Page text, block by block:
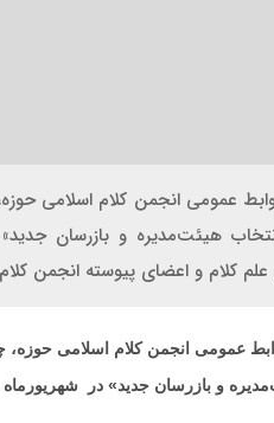
عمومی انجمن کلام اسلامی
کلام و اعضای پیوسته انجمن کلام
عمومی انجمن کلام اسلامی حوزه،
و بازرسان جدید» در شهریورماه سال ۱۳۹۹ برگزار